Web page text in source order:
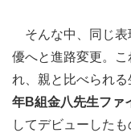
そんな中、同じ表
優へと進路変更。
れ、親と比べられ
年B組金八先生ファ
してデビューしたも